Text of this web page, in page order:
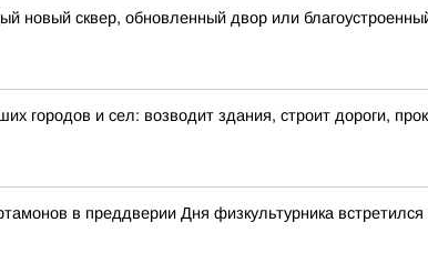
новый сквер, обновленный двор или
городов и сел: возводит здания, строит дороги,
в преддверии Дня физкультурника